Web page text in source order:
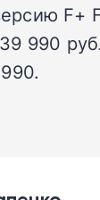
F+
990